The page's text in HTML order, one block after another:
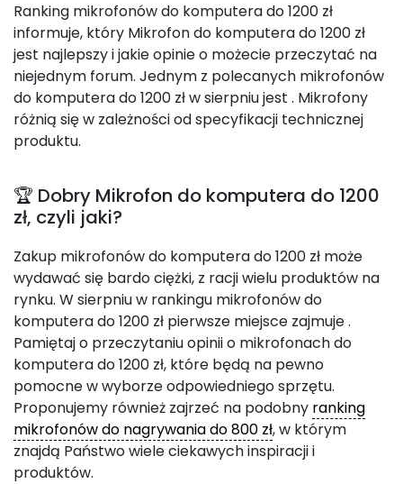
Ranking mikrofonów do komputera do 1200 zł
informuje, który Mikrofon do komputera do 1200 zł
jest najlepszy i jakie opinie o możecie przeczytać na
niejednym forum. Jednym z polecanych mikrofonów
do komputera do 1200 zł w sierpniu jest . Mikrofony
różnią się w zależności od specyfikacji technicznej
produktu.
🏆 Dobry Mikrofon do komputera do 1200
zł, czyli jaki?
Zakup mikrofonów do komputera do 1200 zł może
wydawać się bardo ciężki, z racji wielu produktów na
rynku. W sierpniu w rankingu mikrofonów do
komputera do 1200 zł pierwsze miejsce zajmuje.
Pamiętaj o przeczytaniu opinii o mikrofonach do
komputera do 1200 zł, które będą na pewno
pomocne w wyborze odpowiedniego sprzętu.
Proponujemy również zajrzeć na podobny ranking
mikrofonów do nagrywania do 800 zł, w którym
znajdą Państwo wiele ciekawych inspiracji i
produktów.